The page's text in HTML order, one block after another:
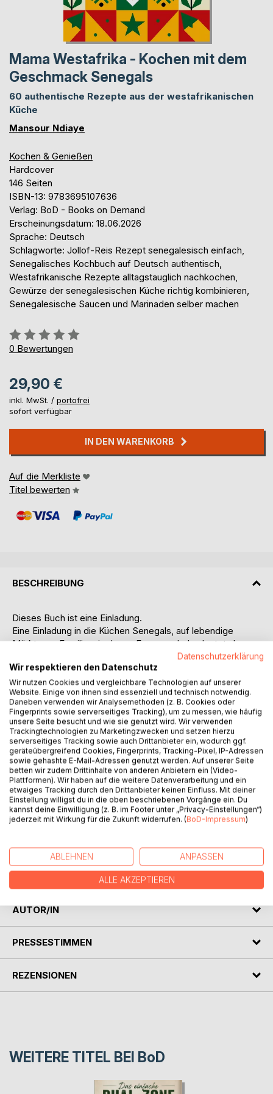
Mama Westafrika - Kochen mit dem
Geschmack Senegals
60 authentische Rezepte aus der westafrikanischen
Küche
Mansour Ndiaye
Kochen & Genießen
Hardcover
146 Seiten
ISBN-13: 9783695107636
Verlag: BoD - Books on Demand
Erscheinungsdatum: 18.06.2026
Sprache: Deutsch
Schlagworte: Jollof-Reis Rezept senegalesisch einfach,
Senegalisches Kochbuch auf Deutsch authentisch,
Westafrikanische Rezepte alltagstauglich nachkochen,
Gewürze der senegalesischen Küche richtig kombinieren,
Senegalesische Saucen und Marinaden selber machen
Bewertung::
0%
0 Bewertungen
29,90 €
inkl. MwSt. / portofrei
sofort verfügbar
IN DEN WARENKORB
Auf die Merkliste
Titel bewerten
BESCHREIBUNG
Dieses Buch ist eine Einladung.
Eine Einladung in die Küchen Senegals, auf lebendige
Märkte, zu Familien, in denen Essen mehr bedeutet als nur
"Mama Westafrika" vereint traditionelle westafrikanische
Rezepte mit modernen Varianten, die sich in jeder Küche
umsetzen lassen - authentisch, zugänglich und voller
Geschmack. Ob Jollof-Reis, Yassa oder Mafe - jedes
Gericht erzählt von Kultur, Klima, Geschichte und
Gemeinschaft.
Für Mansour Ndiaye ist Kochen Erinnerung, Identität und
Verbindung zwischen Welten. Aufgewachsen im Senegal
und heute in Deutschland lebend, bringt er die kulinarischen
Schätze seiner Heimat in einen neuen Kontext - respektvoll
gegenüber der Tradition und offen für die Gegenwart.
Dieses Kochbuch steht für Vielfalt, Achtsamkeit und das
Prinzip der "Teranga" - der senegalesischen
Ein Buch für alle, die entdecken möchten, wie Essen
Menschen, Generationen und Kulturen miteinander
verbindet.
AUTOR/IN
PRESSESTIMMEN
REZENSIONEN
WEITERE TITEL BEI BoD
Datenschutzerklärung
Wir respektieren den Datenschutz
Wir nutzen Cookies und vergleichbare Technologien auf unserer
Website. Einige von ihnen sind essenziell und technisch notwendig.
Daneben verwenden wir Analysemethoden (z. B. Cookies oder
Fingerprints sowie serverseitiges Tracking), um zu messen, wie häufig
unsere Seite besucht und wie sie genutzt wird. Wir verwenden
Trackingtechnologien zu Marketingzwecken und setzen hierzu
serverseitiges Tracking sowie auch Drittanbieter ein, wodurch ggf.
geräteübergreifend Cookies, Fingerprints, Tracking-Pixel, IP-Adressen
sowie gehashte E-Mail-Adressen genutzt werden. Auf unserer Seite
betten wir zudem Drittinhalte von anderen Anbietern ein (Video-
Plattformen). Wir haben auf die weitere Datenverarbeitung und ein
etwaiges Tracking durch den Drittanbieter keinen Einfluss. Mit deiner
Einstellung willigst du in die oben beschriebenen Vorgänge ein. Du
kannst deine Einwilligung (z. B. im Footer unter „Privacy-Einstellungen“)
jederzeit mit Wirkung für die Zukunft widerrufen. (BoD-Impressum)
ABLEHNEN ANPASSEN
ALLE AKZEPTIEREN